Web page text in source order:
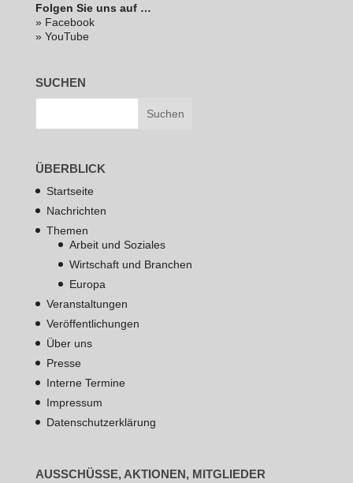
Folgen Sie uns auf …
» Facebook
» YouTube
SUCHEN
ÜBERBLICK
Startseite
Nachrichten
Themen
Arbeit und Soziales
Wirtschaft und Branchen
Europa
Veranstaltungen
Veröffentlichungen
Über uns
Presse
Interne Termine
Impressum
Datenschutzerklärung
AUSSCHÜSSE, AKTIONEN, MITGLIEDER